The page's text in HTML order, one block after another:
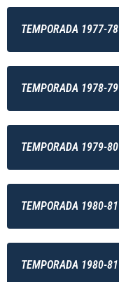
TEMPORADA 1977-78
TEMPORADA 1978-79
TEMPORADA 1979-80
TEMPORADA 1980-81
TEMPORADA 1980-81